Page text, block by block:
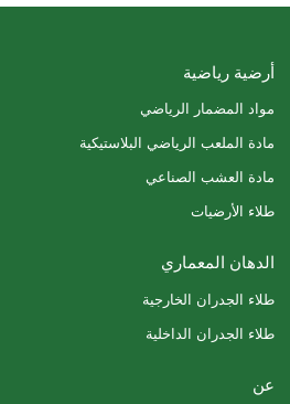
أرضية رياضية
مواد المضمار الرياضي
مادة الملعب الرياضي البلاستيكية
مادة العشب الصناعي
طلاء الأرضيات
الدهان المعماري
طلاء الجدران الخارجية
طلاء الجدران الداخلية
عن